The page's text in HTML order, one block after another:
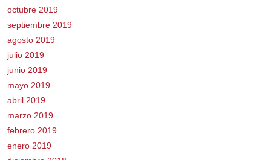
octubre 2019
septiembre 2019
agosto 2019
julio 2019
junio 2019
mayo 2019
abril 2019
marzo 2019
febrero 2019
enero 2019